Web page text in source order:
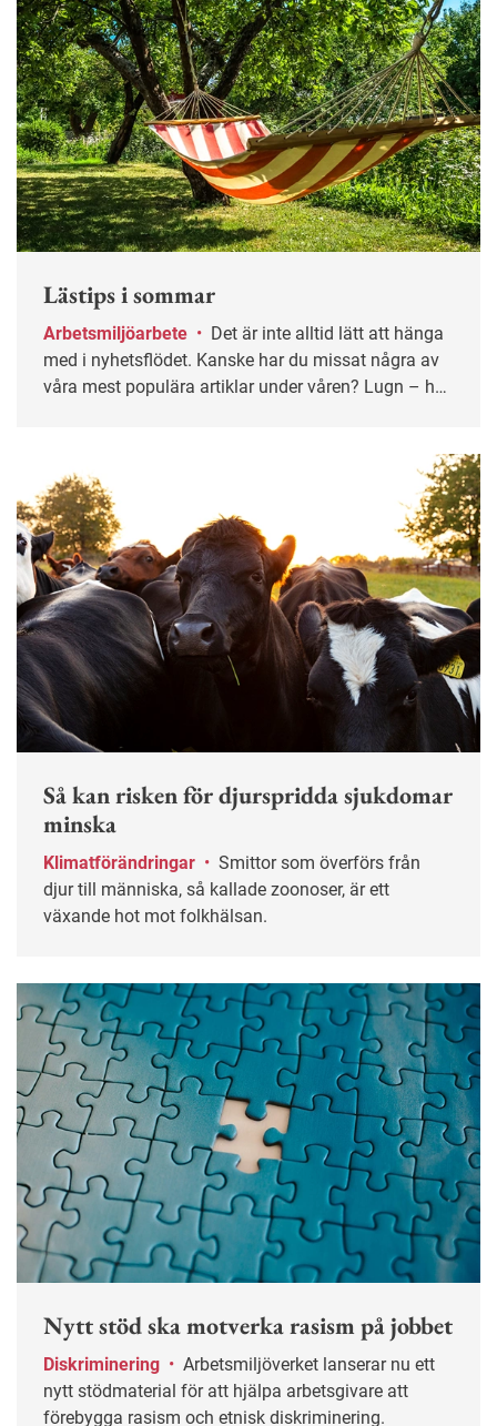
Lästips i sommar
Arbetsmiljöarbete •
med i nyhetsflödet. Kanske har du missat några av
våra mest populära artiklar under våren? Lugn – här
Så kan risken för djurspridda sjukdomar
minska
Klimatförändringar •
djur till människa, så kallade zoonoser, är ett
växande hot mot folkhälsan.
Nytt stöd ska motverka rasism på jobbet
Diskriminering •
nytt stödmaterial för att hjälpa arbetsgivare att
förebygga rasism och etnisk diskriminering.